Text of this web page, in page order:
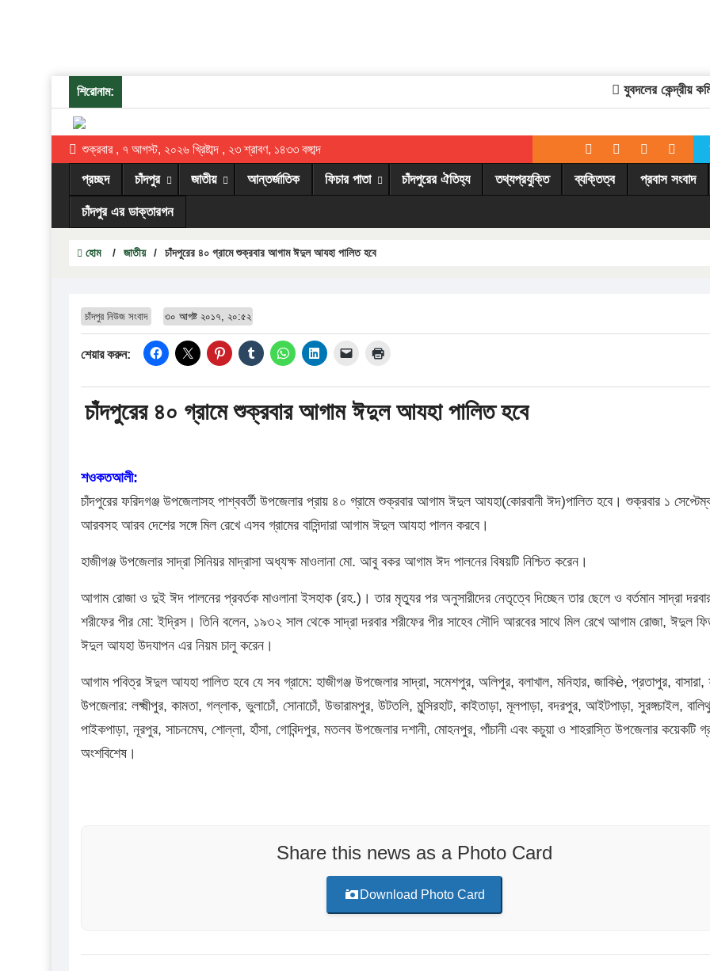
শিরোনাম: যুবদলের কেন্দ্রীয়
শুক্রবার , ৭ আগস্ট, ২০২৬ খ্রিষ্টাব্দ , ২৩ শ্রাবণ, ১৪৩৩ বঙ্গাব্দ
প্রচ্ছদ চাঁদপুর জাতীয় আন্তর্জাতিক ফিচার পাতা চাঁদপুরের ঐতিহ্য তথ্যপ্রযুক্তি ব্যক্তিত্ব প্রবাস সংবাদ
চাঁদপুর এর ডাক্তারগন
হোম / জাতীয় / চাঁদপুরের ৪০ গ্রামে শুক্রবার আগাম ঈদুল আযহা পালিত হবে
চাঁদপুর নিউজ সংবাদ ৩০ আগষ্ট ২০১৭, ২০:৫২
শেয়ার করুন:
চাঁদপুরের ৪০ গ্রামে শুক্রবার আগাম ঈদুল আযহা পালিত হবে
শওকতআলী:
চাঁদপুরের ফরিদগঞ্জ উপজেলাসহ পাশ্ববর্তী উপজেলার প্রায় ৪০ গ্রামে শুক্রবার আগাম ঈদুল আযহা(কোরবানী ঈদ)পালিত হবে। শুক্রবার ১
আরবসহ আরব দেশের সঙ্গে মিল রেখে এসব গ্রামের বাসিন্দারা আগাম ঈদুল আযহা পালন করবে।
হাজীগঞ্জ উপজেলার সাদ্রা সিনিয়র মাদ্রাসা অধ্যক্ষ মাওলানা মো. আবু বকর আগাম ঈদ পালনের বিষয়টি নিশ্চিত করেন।
আগাম রোজা ও দুই ঈদ পালনের প্রবর্তক মাওলানা ইসহাক (রহ.)। তার মৃত্যুর পর অনুসারীদের নেতৃত্বে দিচ্ছেন তার ছেলে ও বর্তমান সাদ্রা
শরীফের পীর মো: ইদ্রিস। তিনি বলেন, ১৯৩২ সাল থেকে সাদ্রা দরবার শরীফের পীর সাহেব সৌদি আরবের সাথে মিল রেখে আগাম রোজা, ঈদুল
ঈদুল আযহা উদযাপন এর নিয়ম চালু করেন।
আগাম পবিত্র ঈদুল আযহা পালিত হবে যে সব গ্রামে: হাজীগঞ্জ উপজেলার সাদ্রা, সমেশপুর, অলিপুর, বলাখাল, মনিহার, জাকিè, প্রতাপুর, বাসারা,
উপজেলার: লক্ষ্মীপুর, কামতা, গল্লাক, ভুলাচোঁ, সোনাচোঁ, উভারামপুর, উটতলি, মুন্সিরহাট, কাইতাড়া, মূলপাড়া, বদরপুর, আইটপাড়া, সুরঙ্গচাইল,
পাইকপাড়া, নূরপুর, সাচনমেঘ, শোল্লা, হাঁসা, গোবিন্দপুর, মতলব উপজেলার দশানী, মোহনপুর, পাঁচানী এবং কচুয়া ও শাহরাস্তি উপজেলার কয়েকটি
অংশবিশেষ।
Share this news as a Photo Card
Download Photo Card